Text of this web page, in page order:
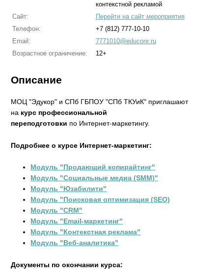
контекстной рекламой
Сайт:
Перейти на сайт мероприятия
Телефон:
+7 (812) 777-10-10
Email:
7771010@educore.ru
Возрастное ограничение:
12+
Описание
МОЦ "Эдукор" и СПб ГБПОУ "СПб ТКУиК" приглашают
на курс профессиональной
переподготовки по Интернет-маркетингу.
Подробнее о курсе Интернет-маркетинг:
Модуль "Продающий копирайтинг"
Модуль "Социальные медиа (SMM)"
Модуль "Юзабилити"
Модуль "Поисковая оптимизация (SEO)
Модуль "CRM"
Модуль "Email-маркетинг"
Модуль "Контекстная реклама"
Модуль "Веб-аналитика"
Документы по окончании курса: